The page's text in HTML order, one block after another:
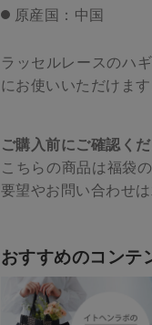
原産国：中国
ラッセルレースのハ
にお使いいただけます
ご購入前にご確認く
こちらの商品は福袋
要望やお問い合わせは
おすすめのコンテ